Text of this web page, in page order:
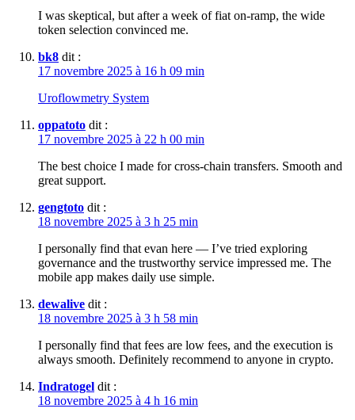
I was skeptical, but after a week of fiat on-ramp, the wide
token selection convinced me.
bk8 dit :
17 novembre 2025 à 16 h 09 min
Uroflowmetry System
oppatoto dit :
17 novembre 2025 à 22 h 00 min
The best choice I made for cross-chain transfers. Smooth and
great support.
gengtoto dit :
18 novembre 2025 à 3 h 25 min
I personally find that evan here — I’ve tried exploring
governance and the trustworthy service impressed me. The
mobile app makes daily use simple.
dewalive dit :
18 novembre 2025 à 3 h 58 min
I personally find that fees are low fees, and the execution is
always smooth. Definitely recommend to anyone in crypto.
Indratogel dit :
18 novembre 2025 à 4 h 16 min